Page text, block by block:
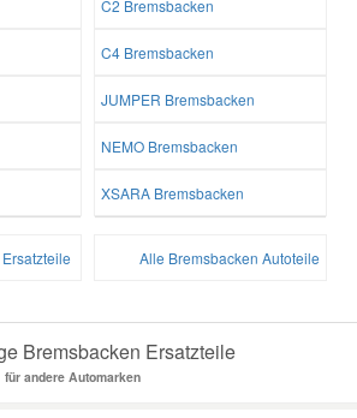
C2 Bremsbacken
C4 Bremsbacken
JUMPER Bremsbacken
NEMO Bremsbacken
XSARA Bremsbacken
Alle Bremsbacken Autoteile
Bremsbacken Ersatzteile
für andere Automarken